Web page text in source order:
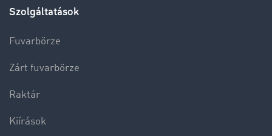
Szolgáltatások
Fuvarbörze
Zárt fuvarbörze
Raktár
Kiírások